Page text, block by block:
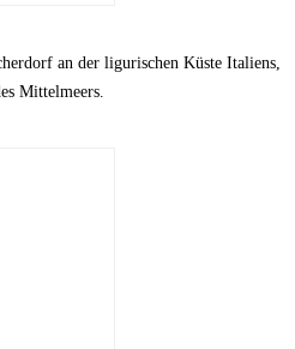
an der ligurischen Küste Italiens,
Mittelmeers.